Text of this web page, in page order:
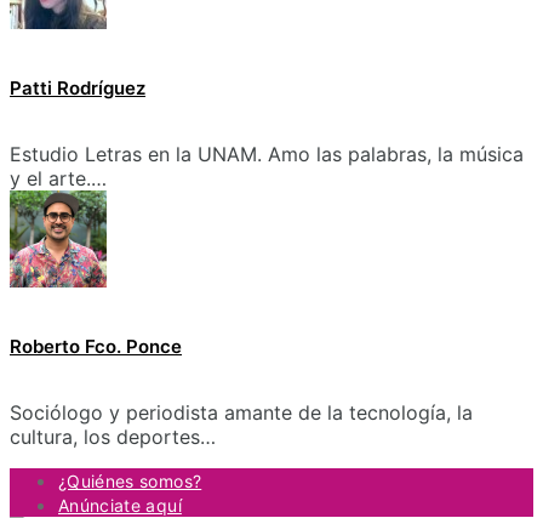
Patti Rodríguez
Estudio Letras en la UNAM. Amo las palabras, la música
y el arte.…
Roberto Fco. Ponce
Sociólogo y periodista amante de la tecnología, la
cultura, los deportes…
¿Quiénes somos?
Anúnciate aquí